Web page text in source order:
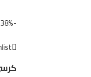
-38%